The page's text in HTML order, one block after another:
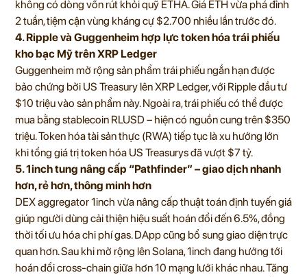
không có dòng vốn rút khỏi quỹ ETHA. Giá ETH vừa phá đỉnh
2 tuần, tiệm cận vùng kháng cự $2.700 nhiều lần trước đó.
4. Ripple và Guggenheim hợp lực token hóa trái phiếu
kho bạc Mỹ trên XRP Ledger
Guggenheim mở rộng sản phẩm trái phiếu ngắn hạn được
bảo chứng bởi US Treasury lên XRP Ledger, với Ripple đầu tư
$10 triệu vào sản phẩm này. Ngoài ra, trái phiếu có thể được
mua bằng stablecoin RLUSD – hiện có nguồn cung trên $350
triệu. Token hóa tài sản thực (RWA) tiếp tục là xu hướng lớn
khi tổng giá trị token hóa US Treasurys đã vượt $7 tỷ.
5. 1inch tung nâng cấp “Pathfinder” – giao dịch nhanh
hơn, rẻ hơn, thông minh hơn
DEX aggregator 1inch vừa nâng cấp thuật toán định tuyến giá
giúp người dùng cải thiện hiệu suất hoán đổi đến 6.5%, đồng
thời tối ưu hóa chi phí gas. DApp cũng bổ sung giao diện trực
quan hơn. Sau khi mở rộng lên Solana, 1inch đang hướng tới
hoán đổi cross-chain giữa hơn 10 mạng lưới khác nhau. Tăng